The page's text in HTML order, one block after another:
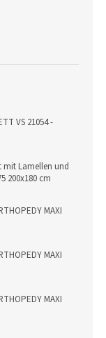
VS 21054 -
mit Lamellen und
200x180 cm
MAXI
MAXI
MAXI